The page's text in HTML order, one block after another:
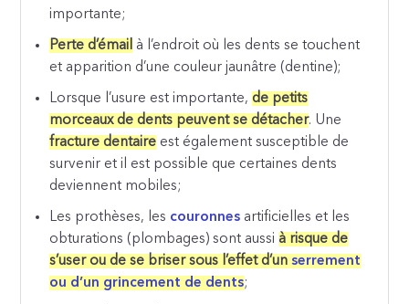
importante;
Perte d’émail à l’endroit où les dents se touchent
et apparition d’une couleur jaunâtre (dentine);
Lorsque l’usure est importante,de petits
morceaux de dents peuvent se détacher. Une
fracture dentaire est également susceptible de
survenir et il est possible que certaines dents
deviennent mobiles;
Les prothèses, les couronnes artificielles et les
obturations (plombages) sont aussi à risque de
s’user ou de se briser sous l’effet d’unserrement
ou d’un grincement de dents;